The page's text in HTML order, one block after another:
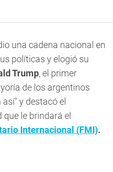
una cadena nacional en
políticas y elogió su
Trump, el primer
de los argentinos
y destacó el
le brindará el
Internacional (FMI).